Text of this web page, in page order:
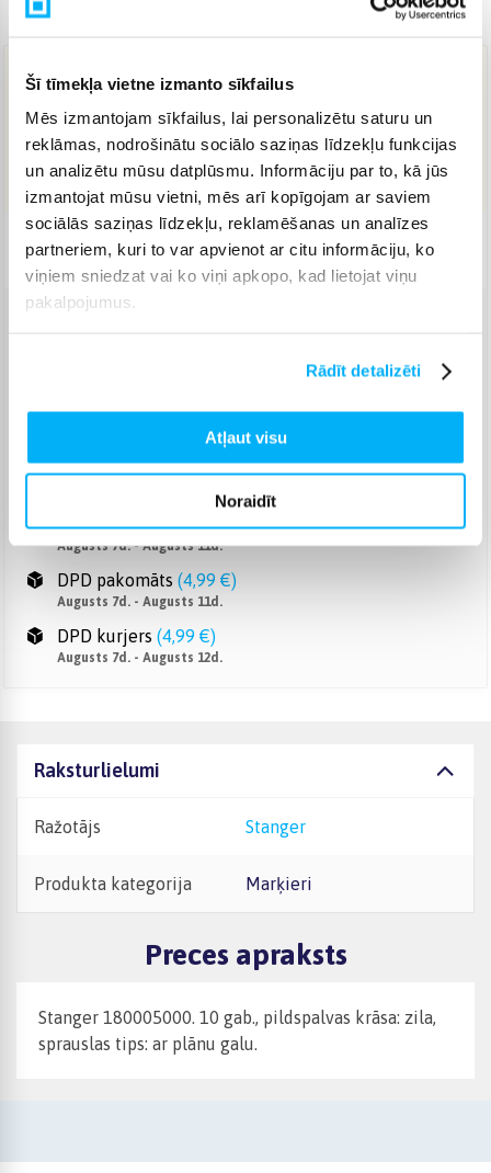
Šī tīmekļa vietne izmanto sīkfailus
Mēs izmantojam sīkfailus, lai personalizētu saturu un
reklāmas, nodrošinātu sociālo saziņas līdzekļu funkcijas
un analizētu mūsu datplūsmu. Informāciju par to, kā jūs
izmantojat mūsu vietni, mēs arī kopīgojam ar saviem
sociālās saziņas līdzekļu, reklamēšanas un analīzes
partneriem, kuri to var apvienot ar citu informāciju, ko
viņiem sniedzat vai ko viņi apkopo, kad lietojat viņu
pakalpojumus.
Rādīt detalizēti
Atļaut visu
Noraidīt
Preces kods 4265266
8,19 €
IELIKT GROZĀ
Piegāde: 1-4 d.d.
Apmaksā pilnu summu skaidrā naudā piegādes brīdī.
Augusts 7d. - Augusts 12d.
Omniva pakomāts (3,99 €)
Smartposti pakomāts (2,99 €)
Augusts 7d. - Augusts 11d.
DPD pakomāts (4,99 €)
Augusts 7d. - Augusts 11d.
DPD kurjers (4,99 €)
Augusts 7d. - Augusts 12d.
Raksturlielumi
Ražotājs Stanger
Produkta kategorija Marķieri
Preces apraksts
Stanger 180005000. 10 gab., pildspalvas krāsa: zila,
sprauslas tips: ar plānu galu.